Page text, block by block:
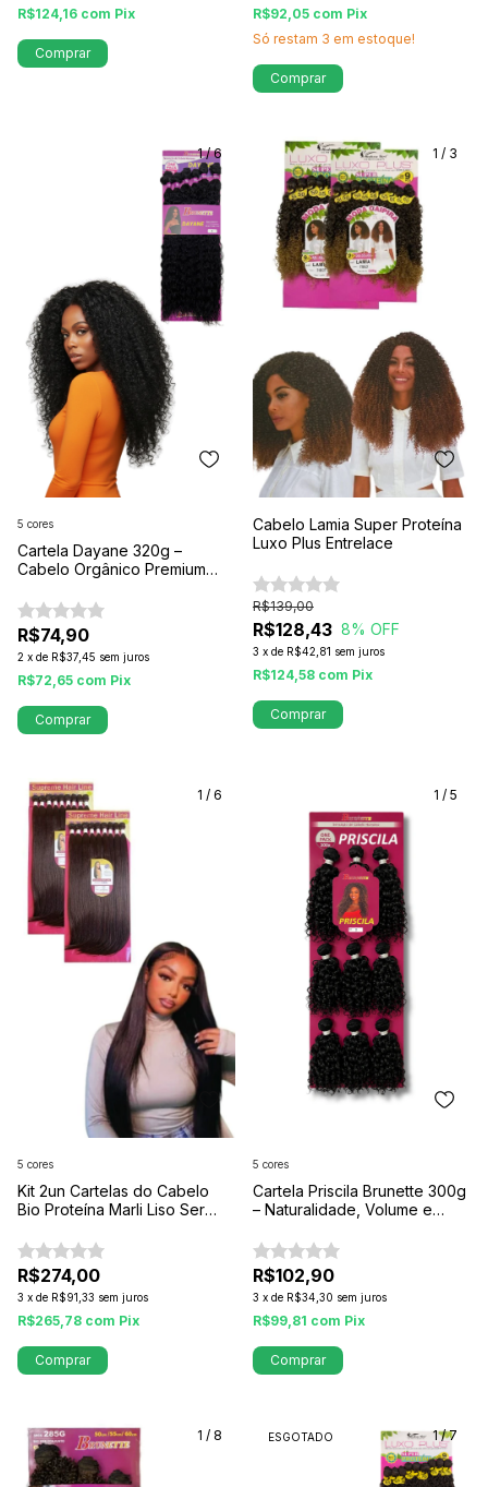
R$124,16 com Pix
Comprar
R$92,05 com Pix
Só restam 3 em estoque!
Comprar
1/6
Cartela Dayane 320g –
Cabelo Orgânico Premium
Natural
R$74,90
2 x de R$37,45 sem juros
R$72,65 com Pix
5 cores
Comprar
1 / 3
Cabelo Lamia Super Proteína
Luxo Plus Entrelace
R$128,43
R$139,00
8% OFF
3 x de R$42,81 sem juros
R$124,58 com Pix
Comprar
1 / 6
Kit 2un Cartelas do Cabelo
Bio Proteína Marli Liso Ser
R$274,00
3 x de R$91,33 sem juros
R$265,78 com Pix
5 cores
Comprar
1 / 5
Cartela Priscila Brunette 300g
– Naturalidade, Volume e
R$102,90
3 x de R$34,30 sem juros
R$99,81 com Pix
5 cores
Comprar
1 / 8 1/7
ESGOTADO